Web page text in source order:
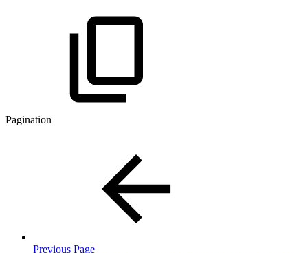
Pagination
Previous Page